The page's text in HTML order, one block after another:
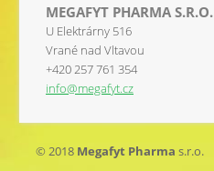
MEGAFYT PHARMA S.R.O.
U Elektrárny 516
Vrané nad Vltavou
+420 257 761 354
info@megafyt.cz
© 2018 Megafyt Pharma s.r.o.